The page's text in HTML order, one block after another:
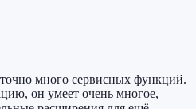
много сервисных функций.
он умеет очень многое,